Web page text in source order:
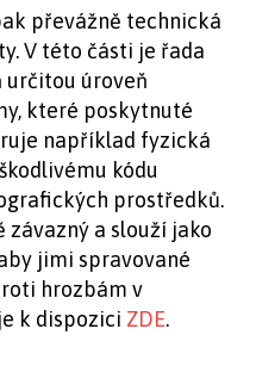
převážně technická
V této části je řada
určitou úroveň
které poskytnuté
například fyzická
kódu
prostředků.
a slouží jako
jimi spravované
hrozbám v
k dispozici ZDE.